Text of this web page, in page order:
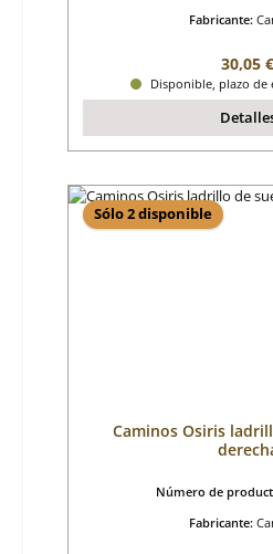
Fabricante:
Precio
30,05 €
Disponible, plazo de
Sólo 2 disponible
Caminos Osiris
Número de
Fabricante: